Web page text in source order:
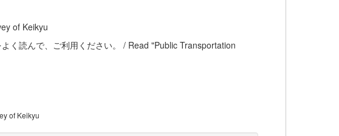
of Keikyu
く読んで、ご利用ください。 / Read "Public Transportation
of Keikyu